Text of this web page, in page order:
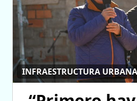
INFRAESTRUCTURA URBANA